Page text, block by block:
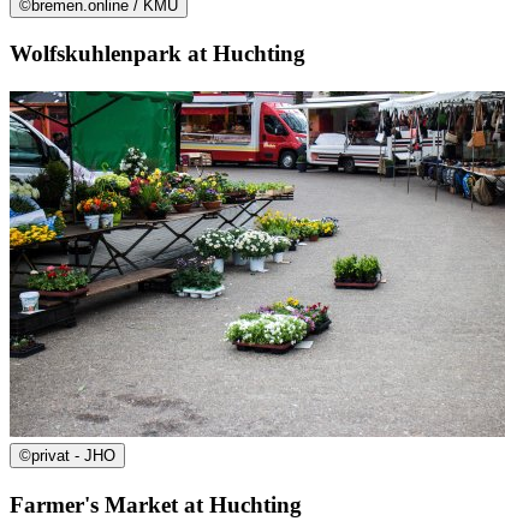
©bremen.online / KMU
Wolfskuhlenpark at Huchting
©privat - JHO
Farmer's Market at Huchting